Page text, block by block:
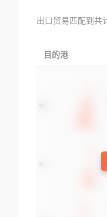
出口贸易匹配到共
目的港